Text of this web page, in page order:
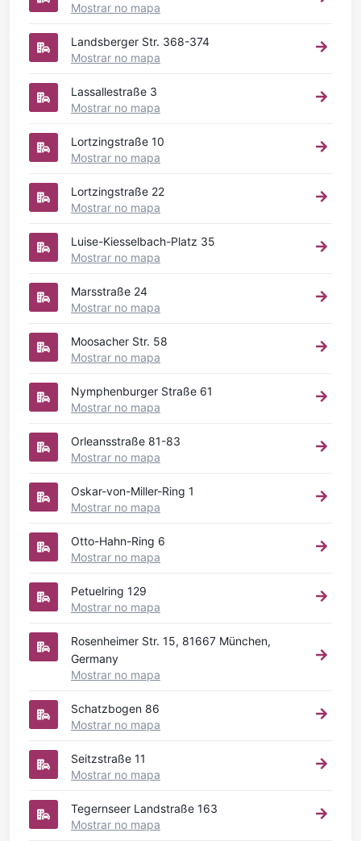
Mostrar no mapa
Landsberger Str. 368-374
Mostrar no mapa
Lassallestraße 3
Mostrar no mapa
Lortzingstraße 10
Mostrar no mapa
Lortzingstraße 22
Mostrar no mapa
Luise-Kiesselbach-Platz 35
Mostrar no mapa
Marsstraße 24
Mostrar no mapa
Moosacher Str. 58
Mostrar no mapa
Nymphenburger Straße 61
Mostrar no mapa
Orleansstraße 81-83
Mostrar no mapa
Oskar-von-Miller-Ring 1
Mostrar no mapa
Otto-Hahn-Ring 6
Mostrar no mapa
Petuelring 129
Mostrar no mapa
Rosenheimer Str. 15, 81667 München,
Germany
Mostrar no mapa
Schatzbogen 86
Mostrar no mapa
Seitzstraße 11
Mostrar no mapa
Tegernseer Landstraße 163
Mostrar no mapa